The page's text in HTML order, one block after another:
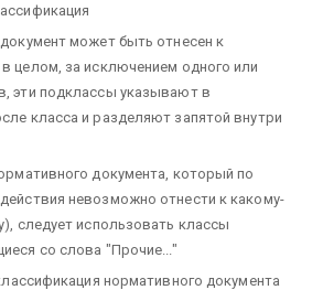
может быть отнесен к
целом, за исключением одного или
эти подклассы указывают в
класса и разделяют запятой внутри
документа, который по
невозможно отнести к какому-
следует использовать классы
со слова "Прочие..."
нормативного документа